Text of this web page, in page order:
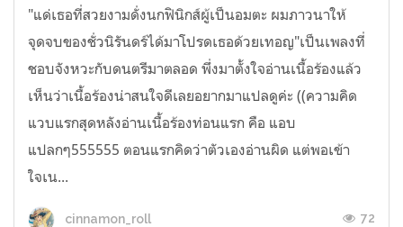
"แด่เธอที่สวยงามดั่งนกฟินิกส์ผู้เป็นอมตะ ผมภาวนาให้
จุดจบของชั่วนิรันดร์ได้มาโปรดเธอด้วยเทอญ"เป็นเพลงที่
ชอบจังหวะกับดนตรีมาตลอด พึ่งมาตั้งใจอ่านเนื้อร้องแล้ว
เห็นว่าเนื้อร้องน่าสนใจดีเลยอยากมาแปลดูค่ะ ((ความคิด
แวบแรกสุดหลังอ่านเนื้อร้องท่อนแรก คือ แอบ
แปลกๆ555555 ตอนแรกคิดว่าตัวเองอ่านผิด แต่พอเข้า
ใจเน...
cinnamon_roll 72